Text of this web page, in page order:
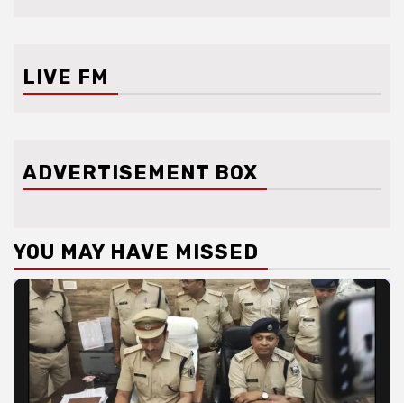
LIVE FM
ADVERTISEMENT BOX
YOU MAY HAVE MISSED